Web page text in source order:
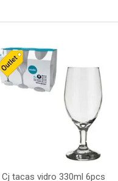
Cj tacas vidro 330ml 6pcs